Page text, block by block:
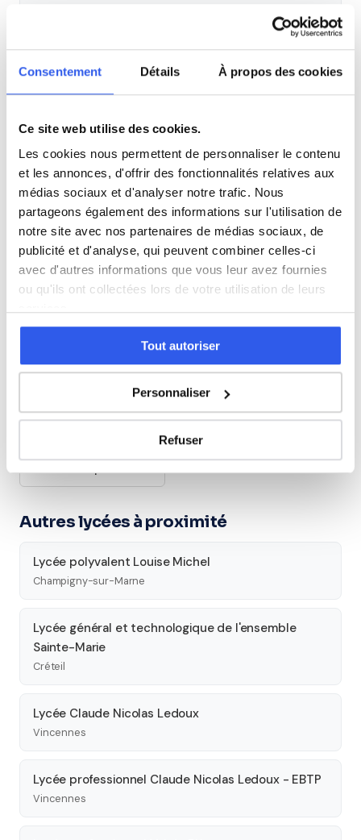
Consentement Détails À propos des cookies
Ce site web utilise des cookies.
Les cookies nous permettent de personnaliser le contenu
et les annonces, d'offrir des fonctionnalités relatives aux
médias sociaux et d'analyser notre trafic. Nous
partageons également des informations sur l'utilisation de
notre site avec nos partenaires de médias sociaux, de
publicité et d'analyse, qui peuvent combiner celles-ci
avec d'autres informations que vous leur avez fournies
ou qu'ils ont collectées lors de votre utilisation de leurs
Tout autoriser
Personnaliser
Refuser
SVT
Histoire
Espagnol
Cours par niveau
Première
Études supérieures
Autres lycées à proximité
Lycée polyvalent Louise Michel
Champigny-sur-Marne
Lycée général et technologique de l'ensemble
Sainte-Marie
Créteil
Lycée Claude Nicolas Ledoux
Vincennes
Lycée professionnel Claude Nicolas Ledoux - EBTP
Vincennes